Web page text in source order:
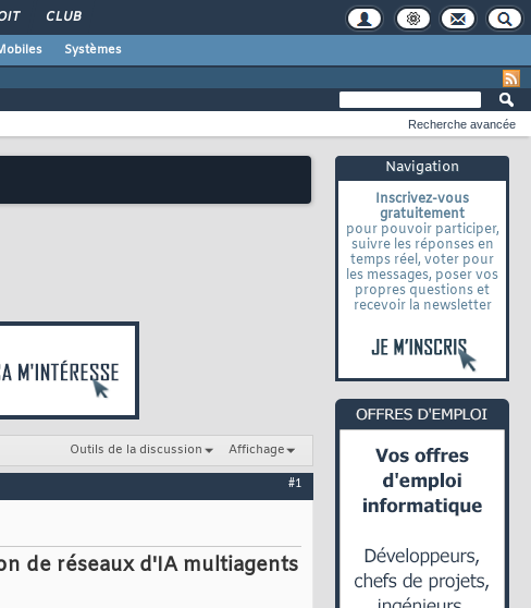
CLUB
Systèmes
Navigation
Inscrivez-vous
gratuitement
pour pouvoir participer,
suivre les réponses en
temps réel, voter pour
les messages, poser vos
propres questions et
recevoir la newsletter
Recherche avancée
Outils de la discussion Affichage
#1
de réseaux d'IA multiagents